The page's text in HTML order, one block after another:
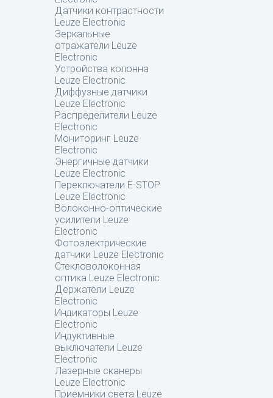
Датчики контрастности
Leuze Electronic
Зеркальные
отражатели Leuze
Electronic
Устройства колонна
Leuze Electronic
Диффузные датчики
Leuze Electronic
Распределители Leuze
Electronic
Мониторинг Leuze
Electronic
Энергичные датчики
Leuze Electronic
Переключатели E-STOP
Leuze Electronic
Волоконно-оптические
усилители Leuze
Electronic
Фотоэлектрические
датчики Leuze Electronic
Стекловолоконная
оптика Leuze Electronic
Держатели Leuze
Electronic
Индикаторы Leuze
Electronic
Индуктивные
выключатели Leuze
Electronic
Лазерные сканеры
Leuze Electronic
Приемники света Leuze